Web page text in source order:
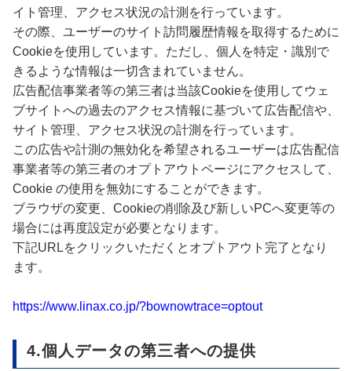
イト管理、アクセス状況の計測を行っています。
その際、ユーザーのサイト訪問履歴情報を取得するために
Cookieを使用しています。ただし、個人を特定・識別で
きるような情報は一切含まれていません。
広告配信事業者等の第三者は当該Cookieを使用してウェ
ブサイトへの過去のアクセス情報に基づいて広告配信や、
サイト管理、アクセス状況の計測を行っています。
この広告や計測の無効化を希望されるユーザーは広告配信
事業者等の第三者のオプトアウトページにアクセスして、
Cookie の使用を無効にすることができます。
ブラウザの変更、Cookieの削除及び新しいPCへ変更等の
場合には再度設定が必要となります。
下記URLをクリックいただくとオプトアウト完了となり
ます。
https://www.linax.co.jp/?bownowtrace=optout
4.個人データの第三者への提供